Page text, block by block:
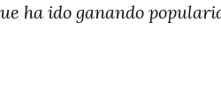
ha ido ganando